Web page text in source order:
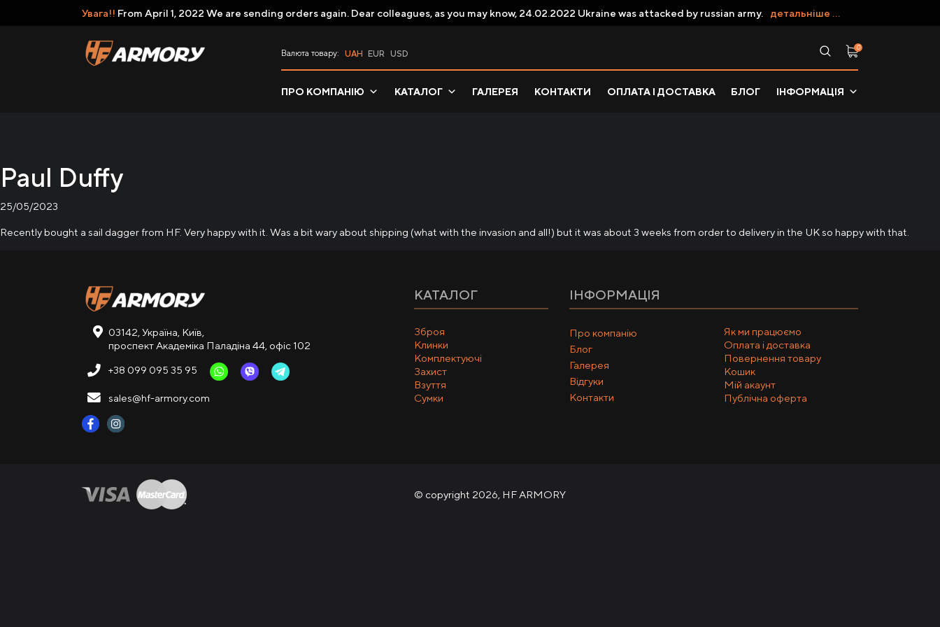
Увага!! From April 1, 2022 We are sending orders again. Dear colleagues, as you may know, 24.02.2022 Ukraine was attacked by russian army. детальніше ...
Валюта товару: UAH EUR USD
0
ПРО КОМПАНІЮ КАТАЛОГ ГАЛЕРЕЯ КОНТАКТИ ОПЛАТА І ДОСТАВКА БЛОГ ІНФОРМАЦІЯ
Paul Duffy
25/05/2023
Recently bought a sail dagger from HF. Very happy with it. Was a bit wary about shipping (what with the invasion and all!) but it was about 3 weeks from order to delivery in the UK so happy with that.
03142, Україна, Київ,
проспект Академіка Паладіна 44, офіс 102
+38 099 095 35 95
sales@hf-armory.com
КАТАЛОГ
Зброя
Клинки
Комплектуючі
Захист
Взуття
Сумки
ІНФОРМАЦІЯ
Про компанію
Блог
Галерея
Відгуки
Контакти
Як ми працюємо
Оплата і доставка
Повернення товару
Кошик
Мій акаунт
Публічна оферта
© copyright 2026, HF ARMORY